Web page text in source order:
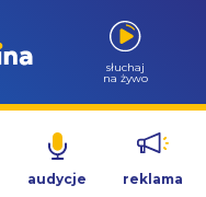
słuchaj
na żywo
audycje reklama